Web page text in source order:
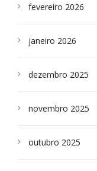
fevereiro 2026
janeiro 2026
dezembro 2025
novembro 2025
outubro 2025